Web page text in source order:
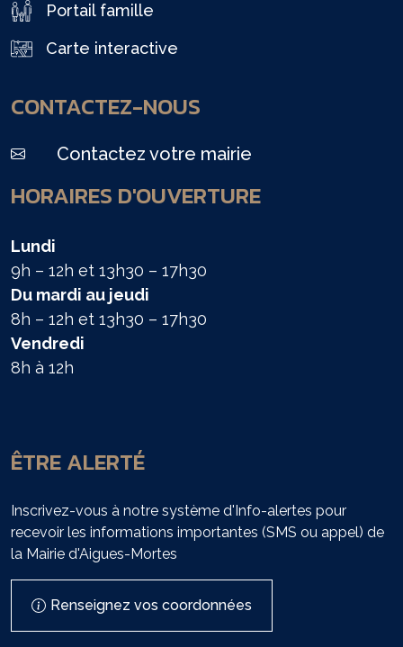
Portail famille
Carte interactive
CONTACTEZ-NOUS
Contactez votre mairie
HORAIRES D'OUVERTURE
Lundi
9h – 12h et 13h30 – 17h30
Du mardi au jeudi
8h – 12h et 13h30 – 17h30
Vendredi
8h à 12h
ÊTRE ALERTÉ
Inscrivez-vous à notre système d'Info-alertes pour
recevoir les informations importantes (SMS ou appel) de
la Mairie d'Aigues-Mortes
Renseignez vos coordonnées